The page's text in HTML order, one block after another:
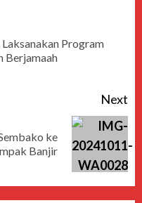
Program
Berjamaah
Next
ke
Banjir